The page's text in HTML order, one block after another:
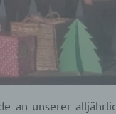
an unserer